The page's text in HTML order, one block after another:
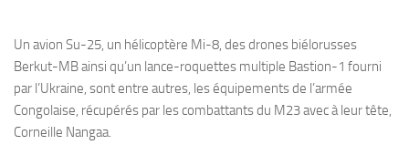
Un avion Su-25, un hélicoptère Mi-8, des drones biélorusses
Berkut-MB ainsi qu’un lance-roquettes multiple Bastion-1 fourni
par l’Ukraine, sont entre autres, les équipements de l’armée
Congolaise, récupérés par les combattants du M23 avec à leur tête,
Corneille Nangaa.